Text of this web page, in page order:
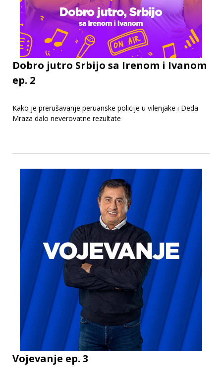
Dobro jutro Srbijo sa Irenom i Ivanom
ep. 2
Kako je prerušavanje peruanske policije u vilenjake i Deda
Mraza dalo neverovatne rezultate
Vojevanje ep. 3